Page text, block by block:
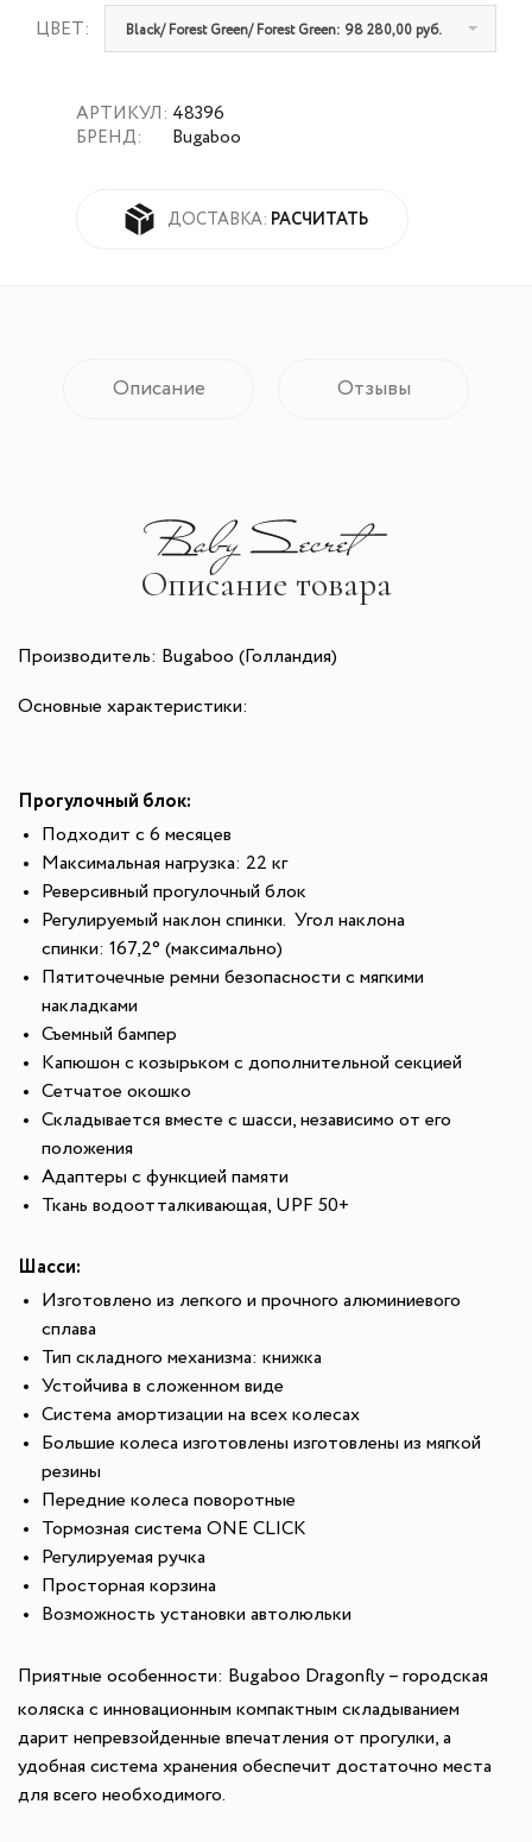
АРТИКУЛ:
БРЕНД:
48396
Bugaboo
ДОСТАВКА: РАСЧИТАТЬ
ЦВЕТ: Black/ Forest Green/ Forest Green: 98 280,00 руб.
Описание Отзывы
Описание товара
Производитель: Bugaboo (Голландия)
Основные характеристики:
Прогулочный блок:
Подходит с 6 месяцев
Максимальная нагрузка: 22 кг
Реверсивный прогулочный блок
Регулируемый наклон спинки. Угол наклона
спинки: 167,2° (максимально)
Пятиточечные ремни безопасности с мягкими
накладками
Съемный бампер
Капюшон с козырьком с дополнительной секцией
Сетчатое окошко
Складывается вместе с шасси, независимо от его
положения
Адаптеры с функцией памяти
Ткань водоотталкивающая, UPF 50+
Шасси:
Изготовлено из легкого и прочного алюминиевого
сплава
Тип складного механизма: книжка
Устойчива в сложенном виде
Система амортизации на всех колесах
Большие колеса изготовлены изготовлены из мягкой
резины
Передние колеса поворотные
Тормозная система ONE CLICK
Регулируемая ручка
Просторная корзина
Возможность установки автолюльки
Приятные особенности: Bugaboo Dragonfly – городская
коляска с инновационным компактным складыванием
дарит непревзойденные впечатления от прогулки, а
удобная система хранения обеспечит достаточно места
для всего необходимого.